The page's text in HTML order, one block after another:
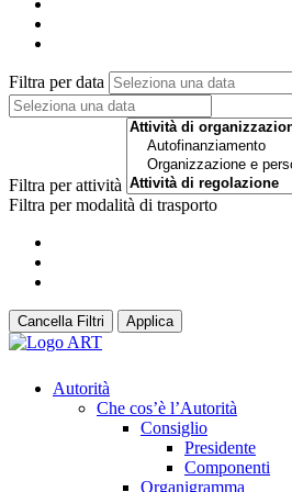
Filtra per data
Filtra per attività
Filtra per modalità di trasporto
Cancella Filtri Applica
Autorità
Che cos’è l’Autorità
Consiglio
Presidente
Componenti
Organigramma